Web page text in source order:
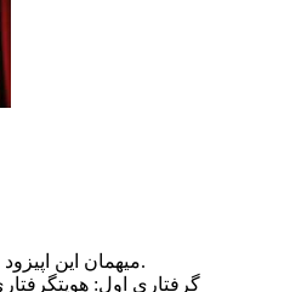
میهمان این اپیزود رادیو، سروش شاکر است.